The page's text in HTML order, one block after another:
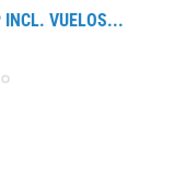
INCL. VUELOS...